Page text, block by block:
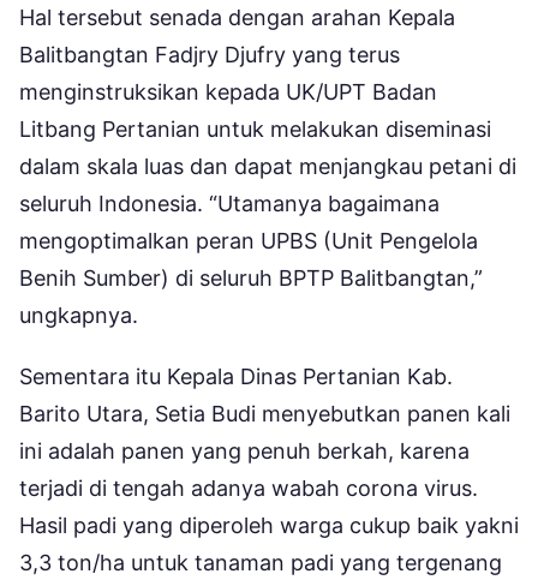
Hal tersebut senada dengan arahan Kepala
Balitbangtan Fadjry Djufry yang terus
menginstruksikan kepada UK/UPT Badan
Litbang Pertanian untuk melakukan diseminasi
dalam skala luas dan dapat menjangkau petani di
seluruh Indonesia. “Utamanya bagaimana
mengoptimalkan peran UPBS (Unit Pengelola
Benih Sumber) di seluruh BPTP Balitbangtan,”
ungkapnya.
Sementara itu Kepala Dinas Pertanian Kab.
Barito Utara, Setia Budi menyebutkan panen kali
ini adalah panen yang penuh berkah, karena
terjadi di tengah adanya wabah corona virus.
Hasil padi yang diperoleh warga cukup baik yakni
3,3 ton/ha untuk tanaman padi yang tergenang